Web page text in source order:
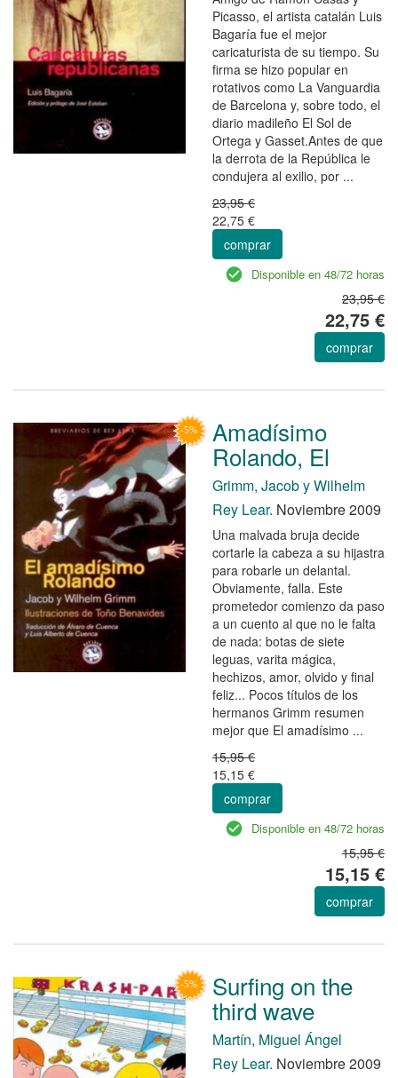
Picasso, el artista catalán Luis
Bagaría fue el mejor
caricaturista de su tiempo. Su
firma se hizo popular en
rotativos como La Vanguardia
de Barcelona y, sobre todo, el
diario madileño El Sol de
Ortega y Gasset.Antes de que
la derrota de la República le
condujera al exilio, por ...
23,95 €
22,75 €
comprar
Disponible en 48/72 horas
23,95 €
22,75 €
comprar
Amadísimo
Rolando, El
Grimm, Jacob y Wilhelm
Rey Lear. Noviembre 2009
Una malvada bruja decide
cortarle la cabeza a su hijastra
para robarle un delantal.
Obviamente, falla. Este
prometedor comienzo da paso
a un cuento al que no le falta
de nada: botas de siete
leguas, varita mágica,
hechizos, amor, olvido y final
feliz... Pocos títulos de los
hermanos Grimm resumen
mejor que El amadísimo ...
15,95 €
15,15 €
comprar
Disponible en 48/72 horas
15,95 €
15,15 €
comprar
Surfing on the
third wave
Martín, Miguel Ángel
Rey Lear. Noviembre 2009